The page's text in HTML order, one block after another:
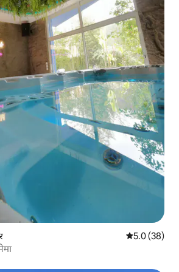
औसत रेटिंग 5
5.0 (38)